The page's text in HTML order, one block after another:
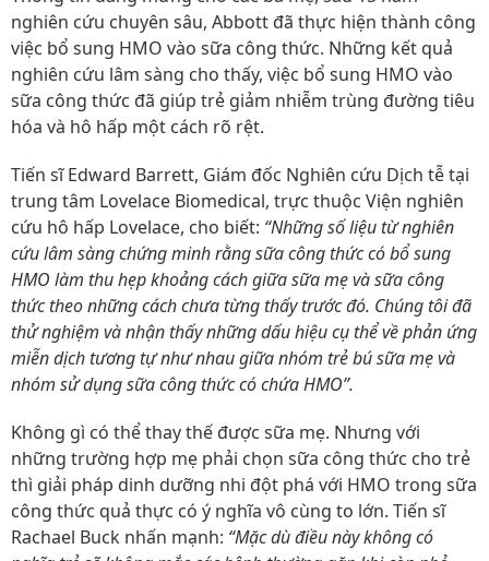
nghiên cứu chuyên sâu, Abbott đã thực hiện thành công
việc bổ sung HMO vào sữa công thức. Những kết quả
nghiên cứu lâm sàng cho thấy, việc bổ sung HMO vào
sữa công thức đã giúp trẻ giảm nhiễm trùng đường tiêu
hóa và hô hấp một cách rõ rệt.
Tiến sĩ Edward Barrett, Giám đốc Nghiên cứu Dịch tễ tại
trung tâm Lovelace Biomedical, trực thuộc Viện nghiên
cứu hô hấp Lovelace, cho biết: “Những số liệu từ nghiên
cứu lâm sàng chứng minh rằng sữa công thức có bổ sung
HMO làm thu hẹp khoảng cách giữa sữa mẹ và sữa công
thức theo những cách chưa từng thấy trước đó. Chúng tôi đã
thử nghiệm và nhận thấy những dấu hiệu cụ thể về phản ứng
miễn dịch tương tự như nhau giữa nhóm trẻ bú sữa mẹ và
nhóm sử dụng sữa công thức có chứa HMO”.
Không gì có thể thay thế được sữa mẹ. Nhưng với
những trường hợp mẹ phải chọn sữa công thức cho trẻ
thì giải pháp dinh dưỡng nhi đột phá với HMO trong sữa
công thức quả thực có ý nghĩa vô cùng to lớn. Tiến sĩ
Rachael Buck nhấn mạnh: “Mặc dù điều này không có